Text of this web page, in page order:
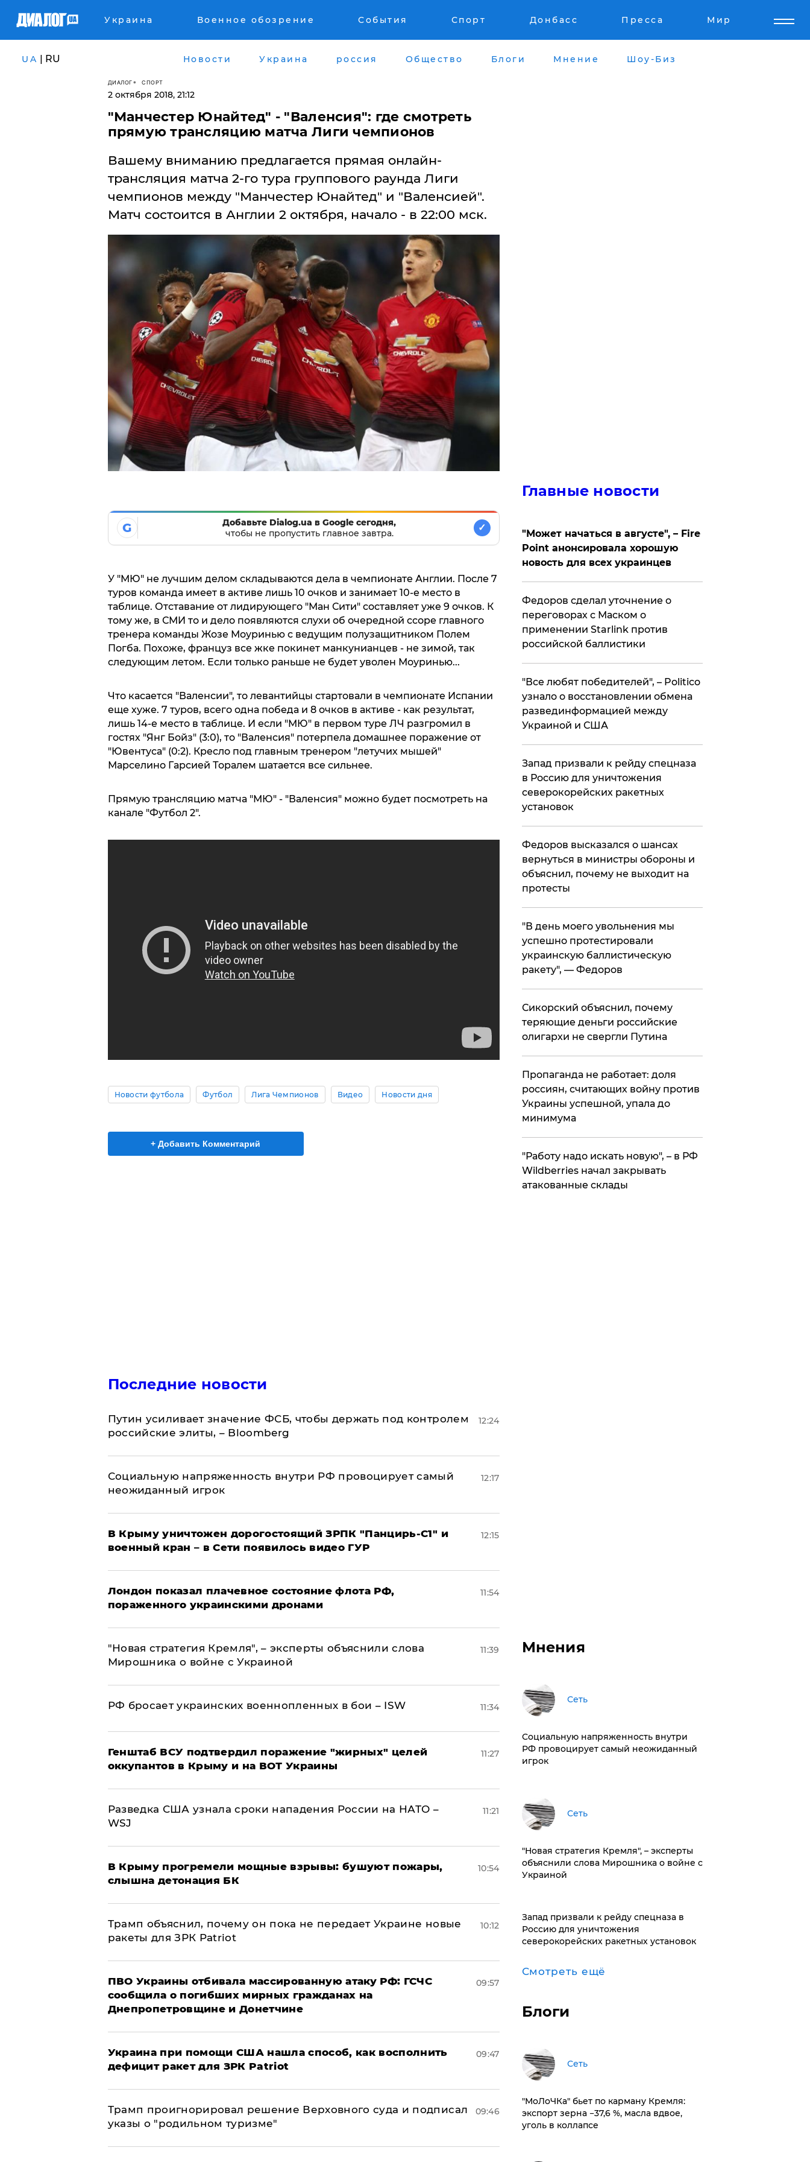
Украина Военное обозрение События Спорт Донбасс Пресса Мир
UA | RU Новости Украина россия Общество Блоги Мнение Шоу-Биз
ДИАЛОГ СПОРТ
2 октября 2018, 21:12
"Манчестер Юнайтед" - "Валенсия": где смотреть
прямую трансляцию матча Лиги чемпионов
​Вашему вниманию предлагается прямая онлайн-
трансляция матча 2-го тура группового раунда Лиги
чемпионов между "Манчестер Юнайтед" и "Валенсией".
Матч состоится в Англии 2 октября, начало - в 22:00 мск.
G
Добавьте Dialog.ua в Google сегодня,
чтобы не пропустить главное завтра.
✓
У "МЮ" не лучшим делом складываются дела в чемпионате Англии. После 7
туров команда имеет в активе лишь 10 очков и занимает 10-е место в
таблице. Отставание от лидирующего "Ман Сити" составляет уже 9 очков. К
тому же, в СМИ то и дело появляются слухи об очередной ссоре главного
тренера команды Жозе Моуринью с ведущим полузащитником Полем
Погба. Похоже, француз все жке покинет манкунианцев - не зимой, так
следующим летом. Если только раньше не будет уволен Моуринью...
Что касается "Валенсии", то левантийцы стартовали в чемпионате Испании
еще хуже. 7 туров, всего одна победа и 8 очков в активе - как результат,
лишь 14-е место в таблице. И если "МЮ" в первом туре ЛЧ разгромил в
гостях "Янг Бойз" (3:0), то "Валенсия" потерпела домашнее поражение от
"Ювентуса" (0:2). Кресло под главным тренером "летучих мышей"
Марселино Гарсией Торалем шатается все сильнее.
Прямую трансляцию матча "МЮ" - "Валенсия" можно будет посмотреть на
канале "Футбол 2".
Новости футбола Футбол Лига Чемпионов Видео Новости дня
+ Добавить Комментарий
Последние новости
Путин усиливает значение ФСБ, чтобы держать под контролем
российские элиты, – Bloomberg
12:24
Социальную напряженность внутри РФ провоцирует самый
неожиданный игрок
12:17
В Крыму уничтожен дорогостоящий ЗРПК "Панцирь-С1" и
военный кран – в Сети появилось видео ГУР
12:15
Лондон показал плачевное состояние флота РФ,
пораженного украинскими дронами
11:54
"Новая стратегия Кремля", – эксперты объяснили слова
Мирошника о войне с Украиной
11:39
РФ бросает украинских военнопленных в бои – ISW 11:34
Генштаб ВСУ подтвердил поражение "жирных" целей
оккупантов в Крыму и на ВОТ Украины
11:27
Разведка США узнала сроки нападения России на НАТО –
WSJ
11:21
В Крыму прогремели мощные взрывы: бушуют пожары,
слышна детонация БК
10:54
Трамп объяснил, почему он пока не передает Украине новые
ракеты для ЗРК Patriot
10:12
ПВО Украины отбивала массированную атаку РФ: ГСЧС
сообщила о погибших мирных гражданах на
Днепропетровщине и Донетчине
09:57
Украина при помощи США нашла способ, как восполнить
дефицит ракет для ЗРК Patriot
09:47
Трамп проигнорировал решение Верховного суда и подписал
указы о "родильном туризме"
09:46
Главные новости
"Может начаться в августе", – Fire
Point анонсировала хорошую
новость для всех украинцев
Федоров сделал уточнение о
переговорах с Маском о
применении Starlink против
российской баллистики
​"Все любят победителей", – Politico
узнало о восстановлении обмена
развединформацией между
Украиной и США
Запад призвали к рейду спецназа
в Россию для уничтожения
северокорейских ракетных
установок
Федоров высказался о шансах
вернуться в министры обороны и
объяснил, почему не выходит на
протесты
​"В день моего увольнения мы
успешно протестировали
украинскую баллистическую
ракету", — Федоров
Сикорский объяснил, почему
теряющие деньги российские
олигархи не свергли Путина
​Пропаганда не работает: доля
россиян, считающих войну против
Украины успешной, упала до
минимума
"Работу надо искать новую", – в РФ
Wildberries начал закрывать
атакованные склады
Мнения
Сеть
Социальную напряженность внутри
РФ провоцирует самый неожиданный
игрок
Сеть
"Новая стратегия Кремля", – эксперты
объяснили слова Мирошника о войне с
Украиной
Запад призвали к рейду спецназа в
Россию для уничтожения
северокорейских ракетных установок
Смотреть ещё
Блоги
Сеть
​"МоЛоЧКа" бьет по карману Кремля:
экспорт зерна −37,6 %, масла вдвое,
уголь в коллапсе